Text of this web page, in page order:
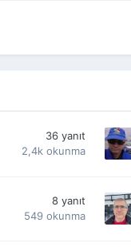
36 yanıt
2,4k okunma
8 yanıt
549 okunma